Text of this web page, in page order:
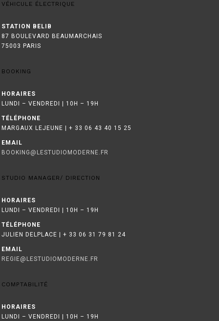
VÉHICULE ÉLECTRIQUE
STATION BELIB
87 BOULEVARD BEAUMARCHAIS
75003 PARIS
BOOKING
HORAIRES
LUNDI – VENDREDI | 10H – 19H
TÉLÉPHONE
MARGAUX LEJEUNE | + 33 06 43 40 15 25
EMAIL
BOOKING@LESTUDIOMODERNE.FR
STUDIO MANAGER/ DIRECTION
HORAIRES
LUNDI – VENDREDI | 10H – 19H
TÉLÉPHONE
JULIEN DELPLACE | + 33 06 31 79 81 24
EMAIL
REGIE@LESTUDIOMODERNE.FR
COMPTABILITÉ
HORAIRES
LUNDI – VENDREDI | 10H – 19H